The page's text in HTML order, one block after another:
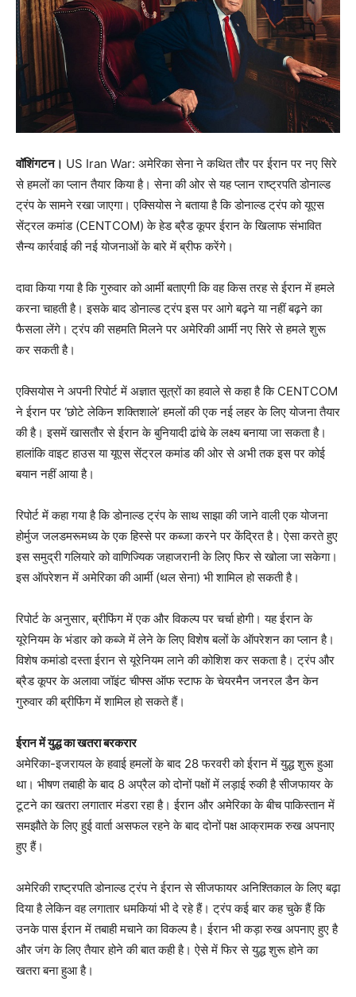
वॉशिंगटन। US Iran War: अमेरिका सेना ने कथित तौर पर ईरान पर नए सिरे
से हमलों का प्लान तैयार किया है। सेना की ओर से यह प्लान राष्ट्रपति डोनाल्ड
ट्रंप के सामने रखा जाएगा। एक्सियोस ने बताया है कि डोनाल्ड ट्रंप को यूएस
सेंट्रल कमांड (CENTCOM) के हेड ब्रैड कूपर ईरान के खिलाफ संभावित
सैन्य कार्रवाई की नई योजनाओं के बारे में ब्रीफ करेंगे।
दावा किया गया है कि गुरुवार को आर्मी बताएगी कि वह किस तरह से ईरान में हमले
करना चाहती है। इसके बाद डोनाल्ड ट्रंप इस पर आगे बढ़ने या नहीं बढ़ने का
फैसला लेंगे। ट्रंप की सहमति मिलने पर अमेरिकी आर्मी नए सिरे से हमले शुरू
कर सकती है।
एक्सियोस ने अपनी रिपोर्ट में अज्ञात सूत्रों का हवाले से कहा है कि CENTCOM
ने ईरान पर ‘छोटे लेकिन शक्तिशाले’ हमलों की एक नई लहर के लिए योजना तैयार
की है। इसमें खासतौर से ईरान के बुनियादी ढांचे के लक्ष्य बनाया जा सकता है।
हालांकि वाइट हाउस या यूएस सेंट्रल कमांड की ओर से अभी तक इस पर कोई
बयान नहीं आया है।
रिपोर्ट में कहा गया है कि डोनाल्ड ट्रंप के साथ साझा की जाने वाली एक योजना
होर्मुज जलडमरूमध्य के एक हिस्से पर कब्जा करने पर केंद्रित है। ऐसा करते हुए
इस समुद्री गलियारे को वाणिज्यिक जहाजरानी के लिए फिर से खोला जा सकेगा।
इस ऑपरेशन में अमेरिका की आर्मी (थल सेना) भी शामिल हो सकती है।
रिपोर्ट के अनुसार, ब्रीफिंग में एक और विकल्प पर चर्चा होगी। यह ईरान के
यूरेनियम के भंडार को कब्जे में लेने के लिए विशेष बलों के ऑपरेशन का प्लान है।
विशेष कमांडो दस्ता ईरान से यूरेनियम लाने की कोशिश कर सकता है। ट्रंप और
ब्रैड कूपर के अलावा जॉइंट चीफ्स ऑफ स्टाफ के चेयरमैन जनरल डैन केन
गुरुवार की ब्रीफिंग में शामिल हो सकते हैं।
ईरान में युद्ध का खतरा बरकरार
अमेरिका-इजरायल के हवाई हमलों के बाद 28 फरवरी को ईरान में युद्ध शुरू हुआ
था। भीषण तबाही के बाद 8 अप्रैल को दोनों पक्षों में लड़ाई रुकी है सीजफायर के
टूटने का खतरा लगातार मंडरा रहा है। ईरान और अमेरिका के बीच पाकिस्तान में
समझौते के लिए हुई वार्ता असफल रहने के बाद दोनों पक्ष आक्रामक रुख अपनाए
हुए हैं।
अमेरिकी राष्ट्रपति डोनाल्ड ट्रंप ने ईरान से सीजफायर अनिश्तिकाल के लिए बढ़ा
दिया है लेकिन वह लगातार धमकियां भी दे रहे हैं। ट्रंप कई बार कह चुके हैं कि
उनके पास ईरान में तबाही मचाने का विकल्प है। ईरान भी कड़ा रुख अपनाए हुए है
और जंग के लिए तैयार होने की बात कही है। ऐसे में फिर से युद्ध शुरू होने का
खतरा बना हुआ है।